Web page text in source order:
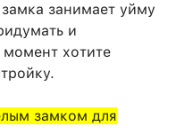
занимает уйму
и
момент хотите
замком для